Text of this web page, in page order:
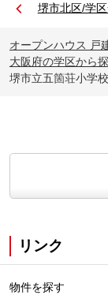
堺市北区/学
オープンハウス 戸
大阪府の学区から
堺市立五箇荘小学
リンク
物件を探す